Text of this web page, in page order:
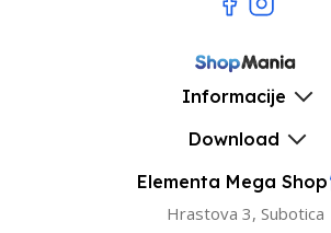
Informacije
Download
Elementa Mega Shop
Hrastova 3, Subotica